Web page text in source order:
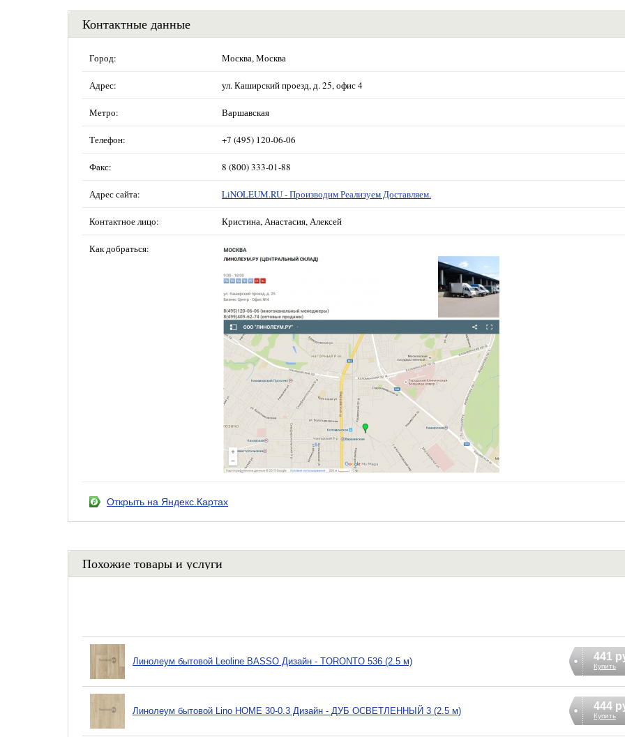
Контактные данные
Город: Москва, Москва
Адрес: ул. Каширский проезд, д. 25, офис 4
Метро: Варшавская
Телефон: +7 (495) 120-06-06
Факс: 8 (800) 333-01-88
Адрес сайта: LiNOLEUM.RU - Производим Реализуем Доставляем.
Контактное лицо: Кристина, Анастасия, Алексей
Как добраться:
Открыть на Яндекс.Картах
Похожие товары и услуги
Линолеум бытовой Leoline BASSO Дизайн - TORONTO 536 (2.5 м) 441
Купить
Линолеум бытовой Lino HOME 30-0.3 Дизайн - ДУБ ОСВЕТЛЕННЫЙ 3 (2.5 м) 444
Купить